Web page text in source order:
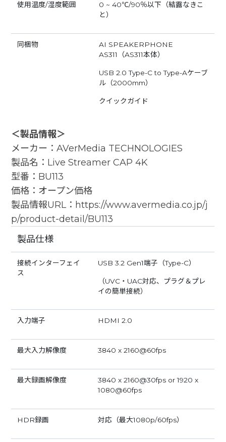
使用温度/湿度範囲
0 ~ 40℃/90％以下（結露なきこ
と）
同梱物
AI SPEAKERPHONE
AS311（AS311本体）
USB 2.0 Type-C to Type-Aケーブ
ル（2000mm）
クイックガイド
＜製品情報＞
メーカー：AVerMedia TECHNOLOGIES
製品名：Live Streamer CAP 4K
型番：BU113
価格：オープン価格
製品情報URL： https://www.avermedia.co.jp/j
p/product-detail/BU113
製品仕様
接続インターフェイ
ス
USB 3.2 Gen1端子（Type-C）
（UVC・UAC対応、プラグ＆プレ
イの簡単接続）
入力端子 HDMI 2.0
最大入力解像度 3840 x 2160@60fps
最大録画解像度
3840 x 2160@30fps or 1920 x
1080@60fps
HDR録画 対応（最大1080p/60fps）